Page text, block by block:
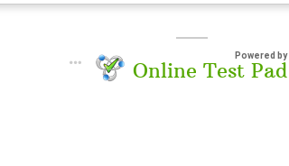
Powered by
Online Test Pad